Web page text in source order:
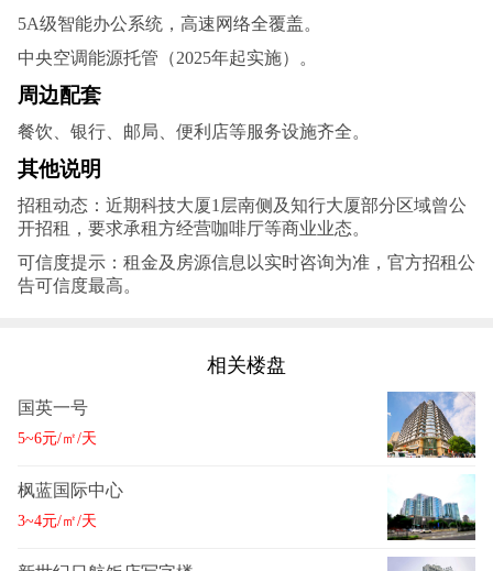
5A级智能办公系统，高速网络全覆盖‌。
中央空调能源托管（2025年起实施）‌。
周边配套‌
餐饮、银行、邮局、便利店等服务设施齐全‌。
其他说明
招租动态‌：近期科技大厦1层南侧及知行大厦部分区域曾公
开招租，要求承租方经营咖啡厅等商业业态‌。
可信度提示‌：租金及房源信息以实时咨询为准‌，官方招租公
告可信度最高‌。
相关楼盘
国英一号
5~6元/㎡/天
枫蓝国际中心
3~4元/㎡/天